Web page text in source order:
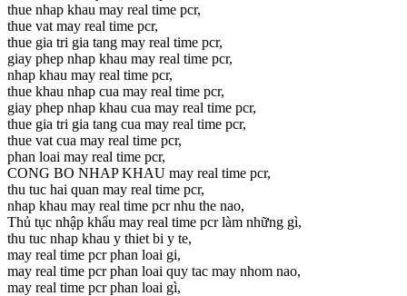
thue nhap khau may real time pcr,
thue vat may real time pcr,
thue gia tri gia tang may real time pcr,
giay phep nhap khau may real time pcr,
nhap khau may real time pcr,
thue khau nhap cua may real time pcr,
giay phep nhap khau cua may real time pcr,
thue gia tri gia tang cua may real time pcr,
thue vat cua may real time pcr,
phan loai may real time pcr,
CONG BO NHAP KHAU may real time pcr,
thu tuc hai quan may real time pcr,
nhap khau may real time pcr nhu the nao,
Thủ tục nhập khẩu may real time pcr làm những gì,
thu tuc nhap khau y thiet bi y te,
may real time pcr phan loai gi,
may real time pcr phan loai quy tac may nhom nao,
may real time pcr phan loai gì,